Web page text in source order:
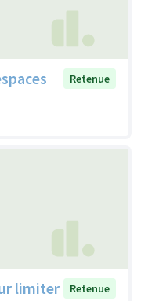
Retenue
limiter
Retenue